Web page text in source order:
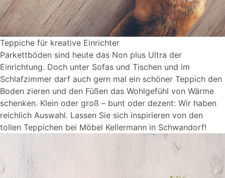
Teppiche für kreative Einrichter
Parkettböden sind heute das Non plus Ultra der
Einrichtung. Doch unter Sofas und Tischen und im
Schlafzimmer darf auch gern mal ein schöner Teppich den
Boden zieren und den Füßen das Wohlgefühl von Wärme
schenken. Klein oder groß – bunt oder dezent: Wir haben
reichlich Auswahl. Lassen Sie sich inspirieren von den
tollen Teppichen bei Möbel Kellermann in Schwandorf!